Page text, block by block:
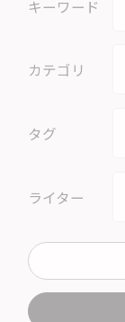
キーワード
カテゴリ
タグ
ライター